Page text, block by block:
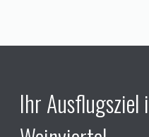
Ihr Ausflugsziel